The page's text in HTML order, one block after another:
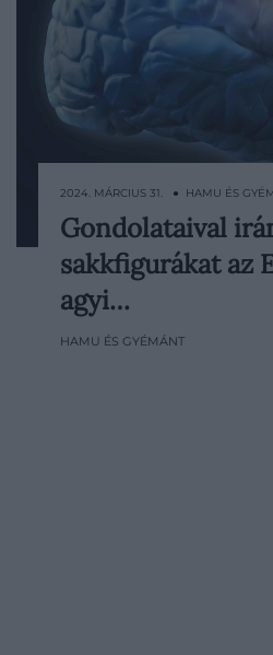
Elon Musk agyi
a Neuralink bemutatta
a beültetett eszköz
sikeresen mozgatta a
számítógépen. Az
2024. MÁRCIUS 31. ● HAMU ÉS
Gondolataival
sakkfigurákat az
agyi…
HAMU ÉS GYÉMÁNT